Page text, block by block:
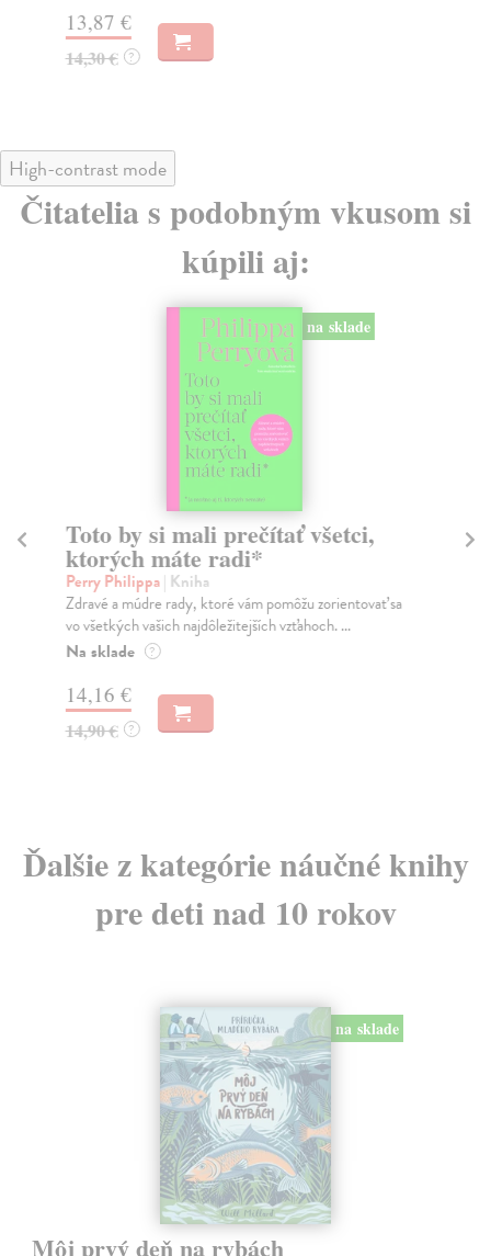
13,87 €
14,30 € ?
High-contrast mode
Čitatelia s podobným vkusom si
kúpili aj:
na sklade
Toto by si mali prečítať všetci,
ktorých máte radi*
Perry Philippa| Kniha
Zdravé a múdre rady, ktoré vám pomôžu zorientovať sa
vo všetkých vašich najdôležitejších vzťahoch. ...
Na sklade ?
14,16 €
14,90 € ?
Ďalšie z kategórie náučné knihy
pre deti nad 10 rokov
na sklade
Môj prvý deň na rybách